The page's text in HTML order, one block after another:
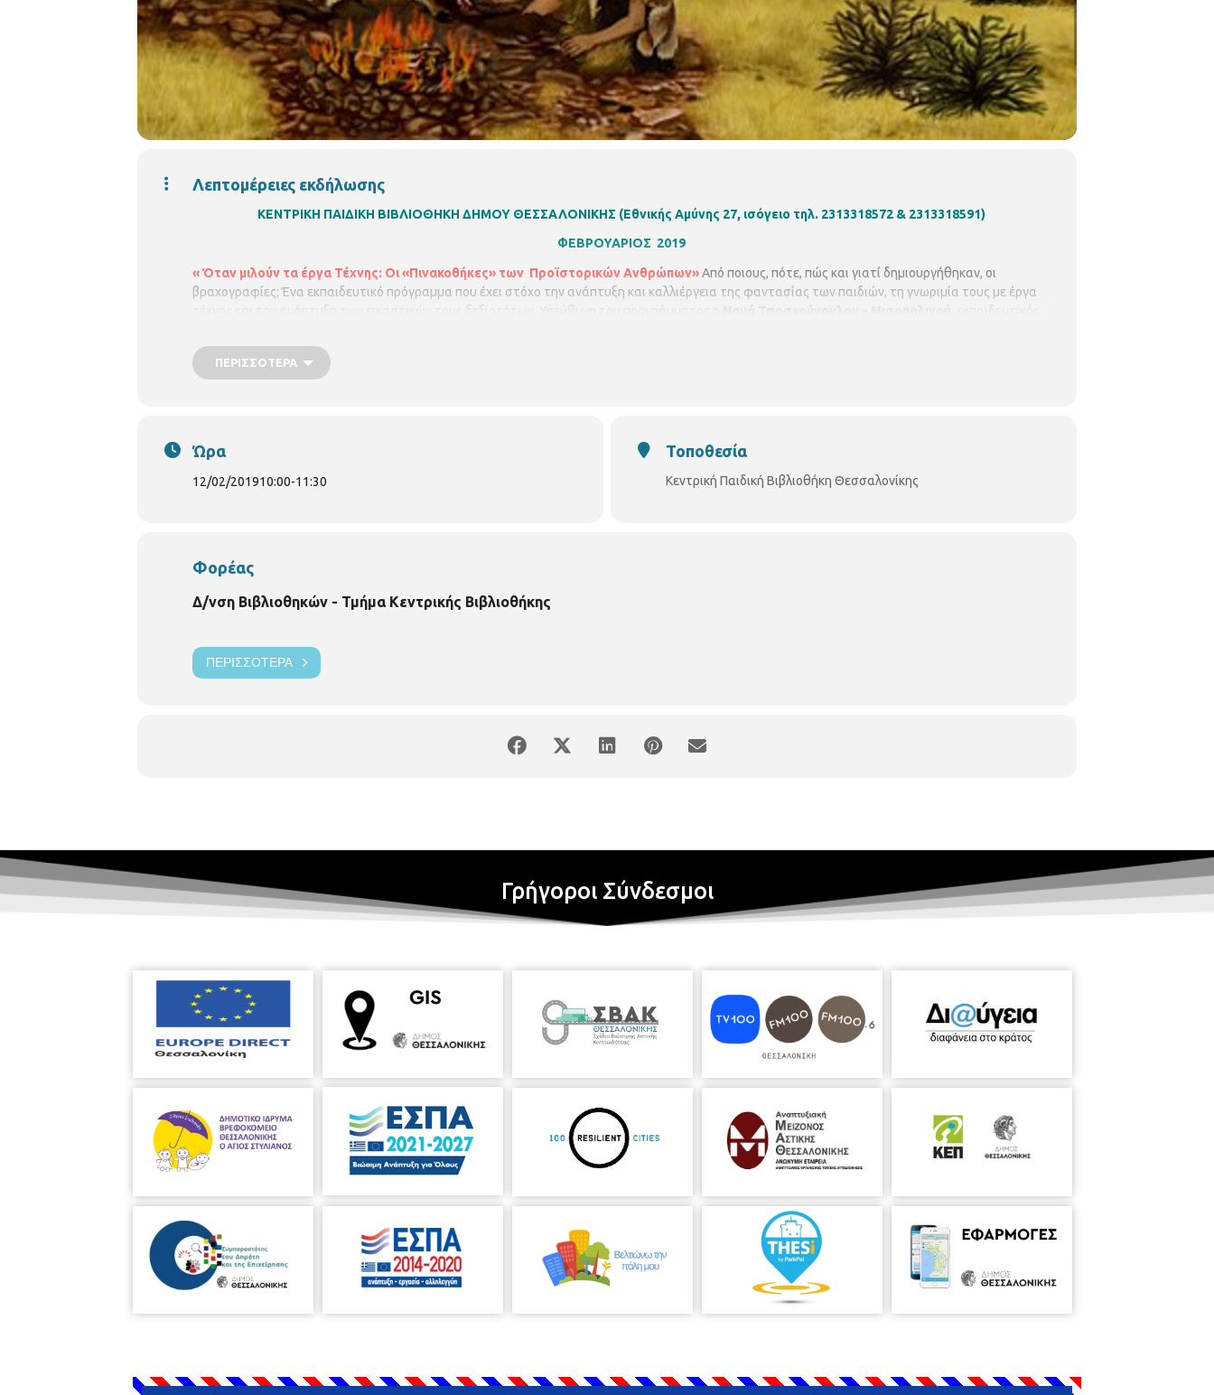
Λεπτομέρειες εκδήλωσης
ΚΕΝΤΡΙΚΗ ΠΑΙΔΙΚΗ ΒΙΒΛΙΟΘΗΚΗ ΔΗΜΟΥ ΘΕΣΣΑΛΟΝΙΚΗΣ (Εθνικής Αμύνης 27, ισόγειο τηλ. 2313318572 & 2313318591)
ΦΕΒΡΟΥΑΡΙΟΣ 2019
« Όταν μιλούν τα έργα Τέχνης: Οι «Πινακοθήκες» των Προϊστορικών Ανθρώπων»Από ποιους, πότε, πώς και γιατί δημιουργήθηκαν, οι
βραχογραφίες; Ένα εκπαιδευτικό πρόγραμμα που έχει στόχο την ανάπτυξη και καλλιέργεια της φαντασίας των παιδιών, τη γνωριμία τους με έργα
Νανά Τσοσκούνογλου – Μισοπολινού
12/02/2019,ώρα 10.00 – 11.30
ΠΕΡΙΣΣΌΤΕΡΑ
Ώρα
12/02/201910:00-11:30
Τοποθεσία
Κεντρική Παιδική Βιβλιοθήκη Θεσσαλονίκης
Φορέας
Δ/νση Βιβλιοθηκών - Τμήμα Κεντρικής Βιβλιοθήκης
ΠΕΡΙΣΣΌΤΕΡΑ
Γρήγοροι Σύνδεσμοι